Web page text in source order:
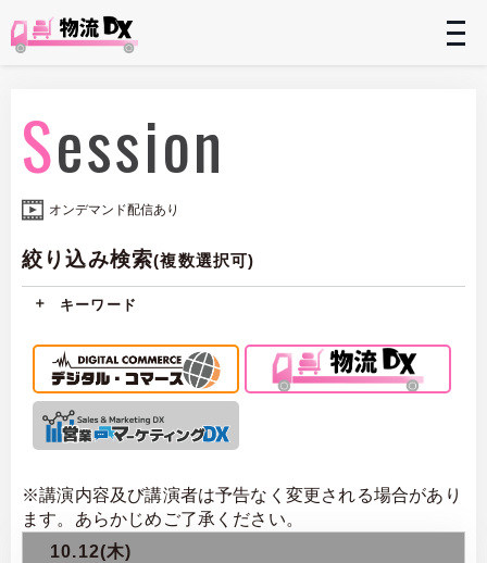
Session
オンデマンド配信あり
絞り込み検索(複数選択可)
キーワード
※講演内容及び講演者は予告なく変更される場合があり
ます。あらかじめご了承ください。
10.12(木)